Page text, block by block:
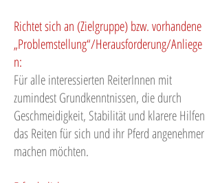
Richtet sich an (Zielgruppe) bzw. vorhandene
„Problemstellung“/Herausforderung/Anliege
n:
Für alle interessierten ReiterInnen mit
zumindest Grundkenntnissen, die durch
Geschmeidigkeit, Stabilität und klarere Hilfen
das Reiten für sich und ihr Pferd angenehmer
machen möchten.